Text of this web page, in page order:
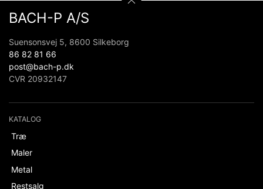
BACH-P A/S
Suensonsvej 5, 8600 Silkeborg
86 82 81 66
post@bach-p.dk
CVR 20932147
KATALOG
Træ
Maler
Metal
Restsalg